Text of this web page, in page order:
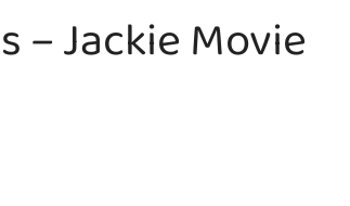
– Jackie Movie